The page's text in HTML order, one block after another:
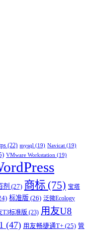
(22) mysql (19) Navicat (19)
VMware Workstation (19)
剂 (27) 商标 (75) 宝塔
标准版 (26) 泛微Ecology
T3标准版 (23) 用友U8
(47) 用友畅捷通T+ (25) 管